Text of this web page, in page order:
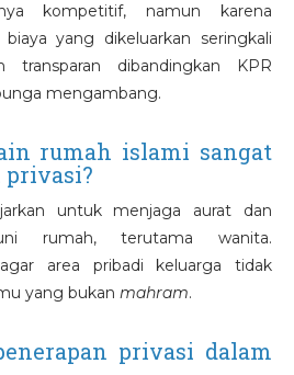
kompetitif, namun karena
yang dikeluarkan seringkali
dibandingkan KPR
mengambang.
rumah islami sangat
untuk menjaga aurat dan
rumah, terutama wanita.
area pribadi keluarga tidak
yang bukan mahram.
privasi dalam